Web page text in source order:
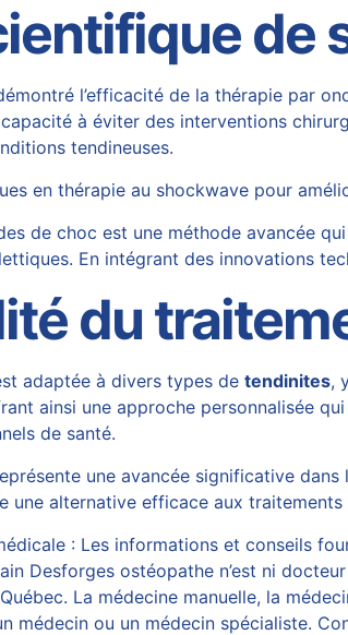
de
l’efficacité de la thérapie par
à éviter des interventions
tendineuses.
en thérapie au shockwave pour
de choc est une méthode avancée
En intégrant des innovations
du
adaptée à divers types detendinites,
ainsi une approche personnalisée
de santé.
une avancée significative
une alternative efficace aux
: Les informations et conseils
Desforges ostéopathe n’est ni
La médecine manuelle, la
médecin ou un médecin spécialiste.